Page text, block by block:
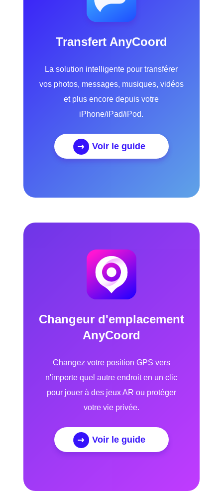
Transfert AnyCoord
La solution intelligente pour transférer
vos photos, messages, musiques, vidéos
et plus encore depuis votre
iPhone/iPad/iPod.
Voir le guide
Changeur d'emplacement
AnyCoord
Changez votre position GPS vers
n'importe quel autre endroit en un clic
pour jouer à des jeux AR ou protéger
votre vie privée.
Voir le guide